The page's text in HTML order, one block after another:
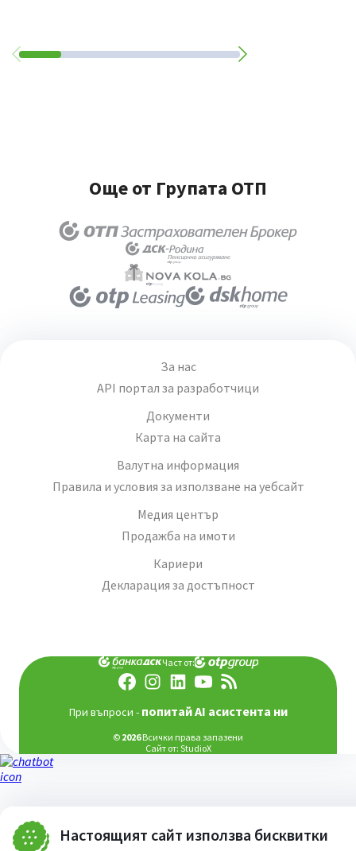
Настоящият сайт използва бисквитки
Още от Групата ОТП
За нас
API портал за разработчици
Документи
Карта на сайта
Валутна информация
Правила и условия за използване на уебсайт
Медия център
Продажба на имоти
Кариери
Декларация за достъпност
Част от:
При въпроси - попитай AI асистента ни
© 2026Всички права запазени
Сайт от: StudioX